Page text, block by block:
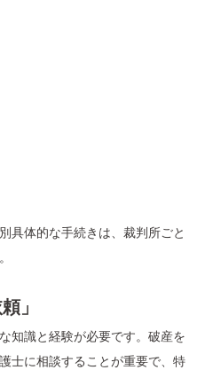
具体的な手続きは、裁判所ごと
」
知識と経験が必要です。破産を
士に相談することが重要で、特